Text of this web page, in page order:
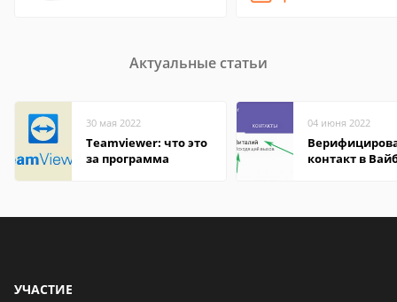
Актуальные статьи
30 мая 2022
Teamviewer: что это
за программа
04 июня 2022
контакт в
УЧАСТИЕ